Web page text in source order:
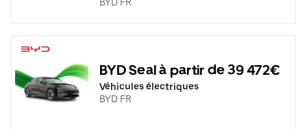
BYD Seal à partir de 39 472€
Véhicules électriques
BYD FR